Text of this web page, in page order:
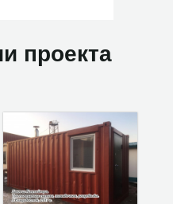
проекта